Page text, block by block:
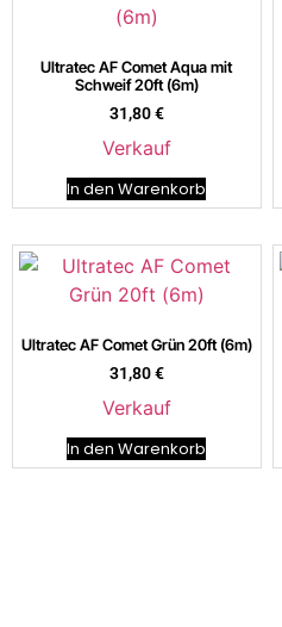
Ultratec AF Comet Aqua mit
Schweif 20ft (6m)
31,80€
Verkauf
In den Warenkorb
Ultratec AF Comet Grün 20ft (6m)
31,80€
Verkauf
In den Warenkorb